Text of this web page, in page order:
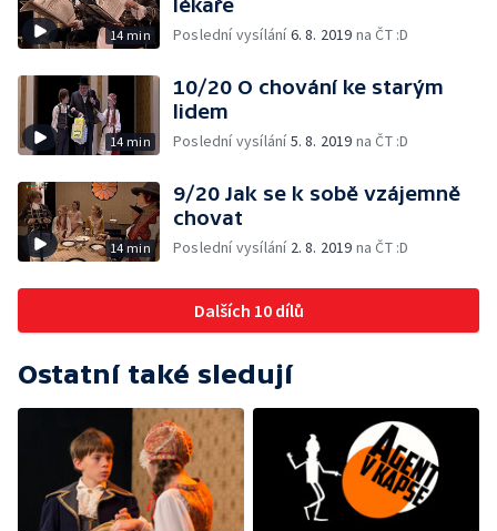
14 min
lékaře
Poslední vysílání6. 8. 2019 na ČT :D
14 min
10/20 O chování ke starým
lidem
Poslední vysílání5. 8. 2019 na ČT :D
14 min
9/20 Jak se k sobě vzájemně
chovat
Poslední vysílání 2. 8. 2019 na ČT :D
Dalších 10 dílů
Ostatní také sledují